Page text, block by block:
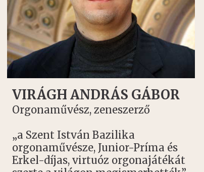
VIRÁGH ANDRÁS GÁBOR
Orgonaművész, zeneszerző
„a Szent István Bazilika
orgonaművésze, Junior-Príma és
Erkel-díjas, virtuóz orgonajátékát